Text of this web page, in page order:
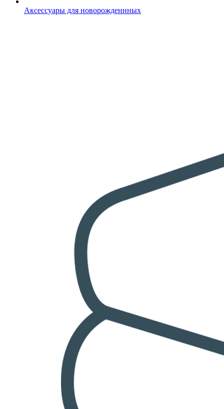
Аксессуары для новорожденнных